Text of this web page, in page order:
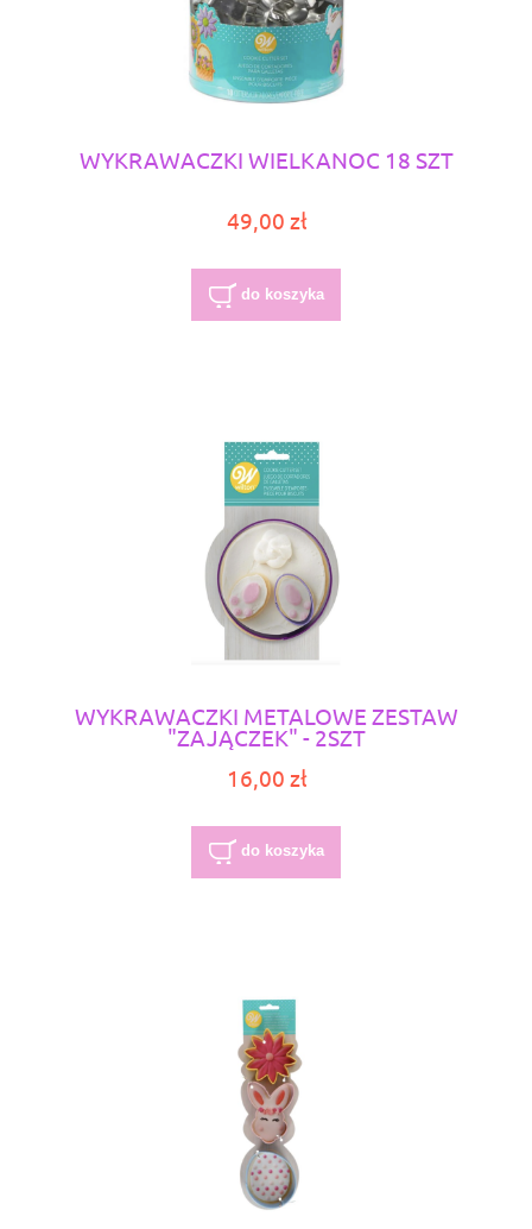
WYKRAWACZKI WIELKANOC 18 SZT
49,00 zł
do koszyka
WYKRAWACZKI METALOWE ZESTAW
"ZAJĄCZEK" - 2SZT
16,00 zł
do koszyka